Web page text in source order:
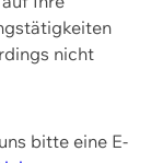
nicht
bitte eine E-